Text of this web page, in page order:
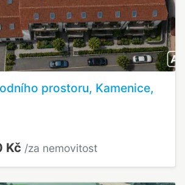
prostoru, Kamenice,
Kč /za nemovitost